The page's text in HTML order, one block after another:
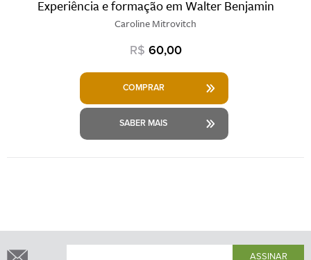
Experiência e formação em Walter Benjamin
Caroline Mitrovitch
R$ 60,00
COMPRAR
SABER MAIS
ASSINAR